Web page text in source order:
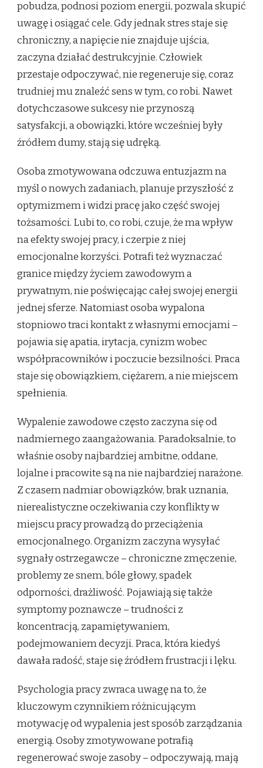
pobudza, podnosi poziom energii, pozwala skupić
uwagę i osiągać cele. Gdy jednak stres staje się
chroniczny, a napięcie nie znajduje ujścia,
zaczyna działać destrukcyjnie. Człowiek
przestaje odpoczywać, nie regeneruje się, coraz
trudniej mu znaleźć sens w tym, co robi. Nawet
dotychczasowe sukcesy nie przynoszą
satysfakcji, a obowiązki, które wcześniej były
źródłem dumy, stają się udręką.
Osoba zmotywowana odczuwa entuzjazm na
myśl o nowych zadaniach, planuje przyszłość z
optymizmem i widzi pracę jako część swojej
tożsamości. Lubi to, co robi, czuje, że ma wpływ
na efekty swojej pracy, i czerpie z niej
emocjonalne korzyści. Potrafi też wyznaczać
granice między życiem zawodowym a
prywatnym, nie poświęcając całej swojej energii
jednej sferze. Natomiast osoba wypalona
stopniowo traci kontakt z własnymi emocjami –
pojawia się apatia, irytacja, cynizm wobec
współpracowników i poczucie bezsilności. Praca
staje się obowiązkiem, ciężarem, a nie miejscem
spełnienia.
Wypalenie zawodowe często zaczyna się od
nadmiernego zaangażowania. Paradoksalnie, to
właśnie osoby najbardziej ambitne, oddane,
lojalne i pracowite są na nie najbardziej narażone.
Z czasem nadmiar obowiązków, brak uznania,
nierealistyczne oczekiwania czy konflikty w
miejscu pracy prowadzą do przeciążenia
emocjonalnego. Organizm zaczyna wysyłać
sygnały ostrzegawcze – chroniczne zmęczenie,
problemy ze snem, bóle głowy, spadek
odporności, drażliwość. Pojawiają się także
symptomy poznawcze – trudności z
koncentracją, zapamiętywaniem,
podejmowaniem decyzji. Praca, która kiedyś
dawała radość, staje się źródłem frustracji i lęku.
Psychologia pracy zwraca uwagę na to, że
kluczowym czynnikiem różnicującym
motywację od wypalenia jest sposób zarządzania
energią. Osoby zmotywowane potrafią
regenerować swoje zasoby – odpoczywają, mają